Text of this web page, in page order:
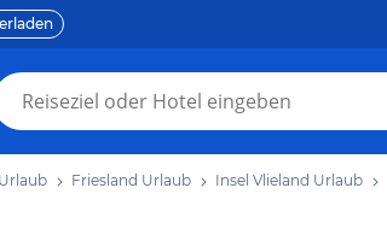
Friesland Urlaub Insel Vlieland Urlaub